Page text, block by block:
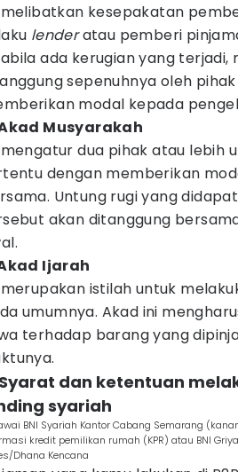
kesepakatan
lenderatau pemberi
ada kerugian yang
sepenuhnya oleh
modal kepada
Musyarakah
dua pihak atau lebih
dengan memberikan
Untung rugi yang
akan ditanggung
Ijarah
istilah untuk
umumnya. Akad ini
terhadap barang yang
dan ketentuan
syariah
BNI Syariah Kantor Cabang Semarang
kredit pemilikan rumah (KPR) atau BNI
Dhana Kencana